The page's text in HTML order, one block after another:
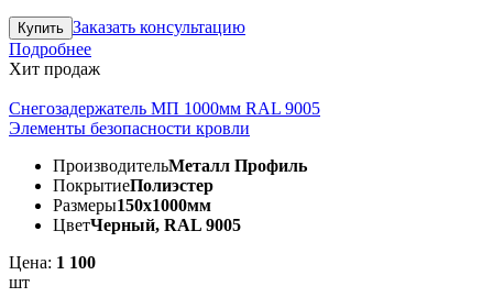
Заказать консультацию
Подробнее
Хит продаж
Снегозадержатель МП 1000мм RAL 9005
Элементы безопасности кровли
ПроизводительМеталл Профиль
ПокрытиеПолиэстер
Размеры150х1000мм
ЦветЧерный, RAL 9005
Цена: 1 100
шт